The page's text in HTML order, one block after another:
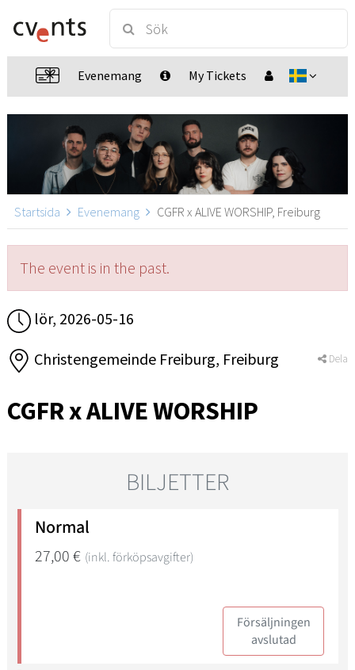
Evenemang My Tickets
Startsida Evenemang CGFR x ALIVE WORSHIP, Freiburg
The event is in the past.
lör, 2026-05-16
Christengemeinde Freiburg, Freiburg Dela
CGFR x ALIVE WORSHIP